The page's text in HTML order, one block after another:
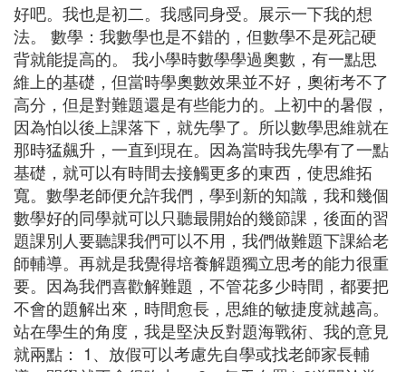
好吧。我也是初二。我感同身受。展示一下我的想
法。 數學：我數學也是不錯的，但數學不是死記硬
背就能提高的。 我小學時數學學過奧數，有一點思
維上的基礎，但當時學奧數效果並不好，奧術考不了
高分，但是對難題還是有些能力的。上初中的暑假，
因為怕以後上課落下，就先學了。所以數學思維就在
那時猛飆升，一直到現在。因為當時我先學有了一點
基礎，就可以有時間去接觸更多的東西，使思維拓
寬。數學老師便允許我們，學到新的知識，我和幾個
數學好的同學就可以只聽最開始的幾節課，後面的習
題課別人要聽課我們可以不用，我們做難題下課給老
師輔導。再就是我覺得培養解題獨立思考的能力很重
要。因為我們喜歡解難題，不管花多少時間，都要把
不會的題解出來，時間愈長，思維的敏捷度就越高。
站在學生的角度，我是堅決反對題海戰術、我的意見
就兩點： 1、放假可以考慮先自學或找老師家長輔